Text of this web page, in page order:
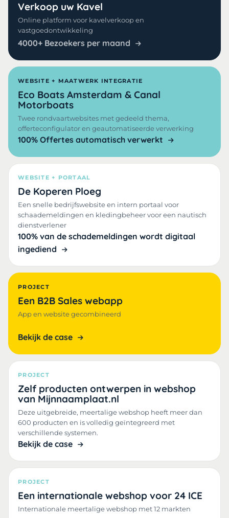
Verkoop uw Kavel
Online platform voor kavelverkoop en
vastgoedontwikkeling
4000+ Bezoekers per maand
WEBSITE + MAATWERK INTEGRATIE
Eco Boats Amsterdam & Canal
Motorboats
Twee rondvaartwebsites met gedeeld thema,
offerteconfigulator en geautomatiseerde verwerking
100% Offertes automatisch verwerkt
WEBSITE + PORTAAL
De Koperen Ploeg
Een snelle bedrijfswebsite en intern portaal voor
schaademeldingen en kledingbeheer voor een nautisch
dienstverlener
100% van de schademeldingen wordt digitaal
ingediend
PROJECT
Een B2B Sales webapp
App en website gecombineerd
Bekijk de case
PROJECT
Zelf producten ontwerpen in webshop
van Mijnnaamplaat.nl
Deze uitgebreide, meertalige webshop heeft meer dan
600 producten en is volledig geïntegreerd met
verschillende systemen.
Bekijk de case
PROJECT
Een internationale webshop voor 24 ICE
Internationale meertalige webshop met 12 markten